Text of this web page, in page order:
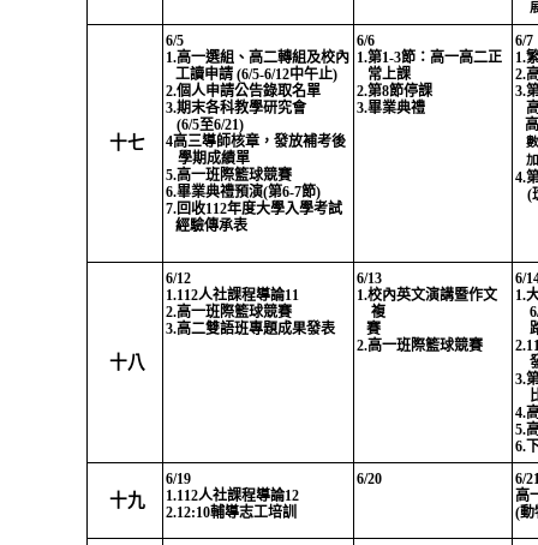
十七
6/5
1.高一選組、高二轉組及校內
工讀申請(6/5-6/12中午止)
2.個人申請公告錄取名單
3.期末各科教學研究會
(6/5至6/21)
4高三導師核章，發放補考後
學期成績單
5.高一班際籃球競賽
6.畢業典禮預演(第6-7節)
7.回收112年度大學入學考試
經驗傳承表
6/6
1.第1-3節：高一高二正
常上課
2.第8節停課
3.畢業典禮
6/7
1.
2.
3.
加
4.
(
十八
6/12
1.112人社課程導論11
2.高一班際籃球競賽
3.高二雙語班專題成果發表
6/13
1.校內英文演講暨作文
複
賽
2.高一班際籃球競賽
6/
1.
3.
4.
5.
6.
十九
6/19
1.112人社課程導論12
2.12:10輔導志工培訓
6/20
6/
高
(動